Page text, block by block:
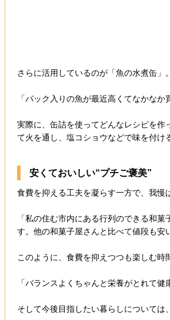
さらに活用しているのが「魚の水煮缶」
「パック入りの魚が最近高くてなかな
実際に、缶詰を使ってどんなレシピを
て火を通し、塩コショウなどで味を付け
安くておいしい“プチご褒美”
食費を抑える工夫を凝らす一方で、我慢
「私の住む市内にある行列のできる和
す。他の和菓子屋さんと比べて値段も安
このように、食費を抑えつつも楽しむ時
「バランスよくちゃんと栄養がとれて
そして今後目指したい暮らしについては